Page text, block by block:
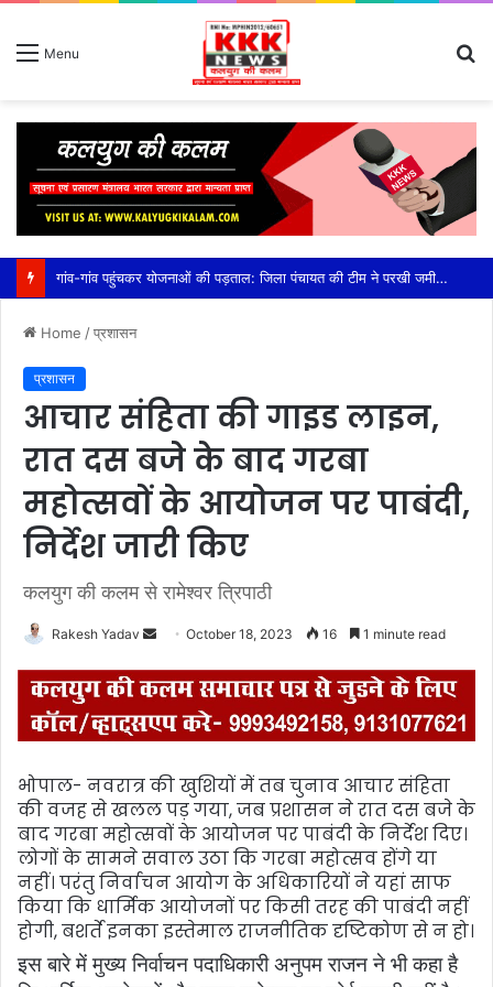
Menu
गांव-गांव पहुंचकर योजनाओं की पड़ताल: जिला पंचायत की टीम ने परखी जमीनी हकीकत, सीईओ कौर के निर्देश पर तेज हुआ निरीक्षण अभियान,प्लांटेशन, खेत तालाब, सामुदायिक भवन और प्रधानमंत्री आवास योजना का किया निरीक्षण, हितग्राहियों से सीधे संवाद कर दिए आवश्यक निर्देश
Home /प्रशासन
प्रशासन
आचार संहिता की गाइड लाइन,
रात दस बजे के बाद गरबा
महोत्सवों के आयोजन पर पाबंदी,
निर्देश जारी किए
कलयुग की कलम से रामेश्वर त्रिपाठी
Rakesh Yadav
n
d
a
e
m
i
October 18, 2023 16 1 minute read
भोपाल- नवरात्र की खुशियों में तब चुनाव आचार संहिता
की वजह से खलल पड़ गया, जब प्रशासन ने रात दस बजे के
बाद गरबा महोत्सवों के आयोजन पर पाबंदी के निर्देश दिए।
लोगों के सामने सवाल उठा कि गरबा महोत्सव होंगे या
नहीं। परंतु निर्वाचन आयोग के अधिकारियों ने यहां साफ
किया कि धार्मिक आयोजनों पर किसी तरह की पाबंदी नहीं
होगी, बशर्ते इनका इस्तेमाल राजनीतिक दृष्टिकोण से न हो।
इस बारे में मुख्य निर्वाचन पदाधिकारी अनुपम राजन ने भी कहा है